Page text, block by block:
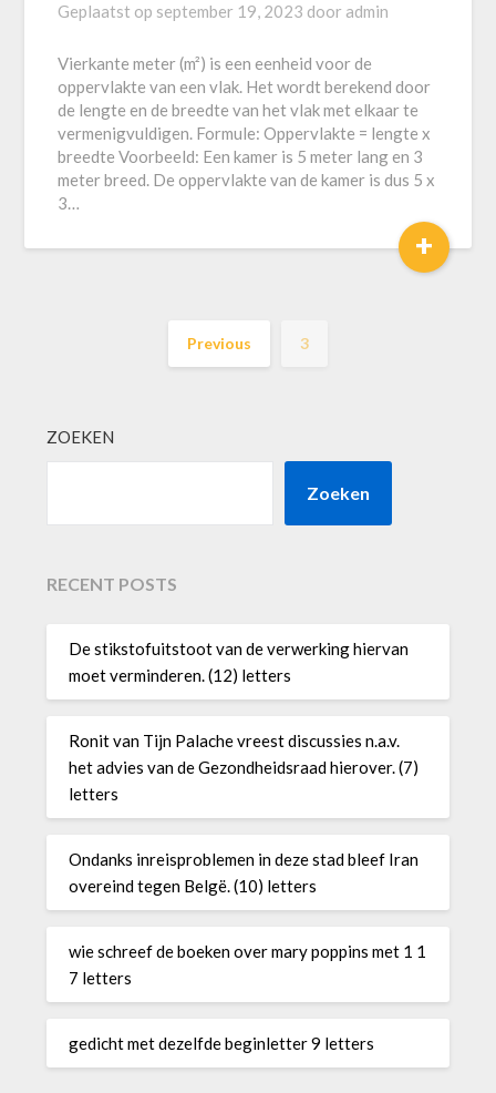
Geplaatst op september 19, 2023 door admin
Vierkante meter (m²) is een eenheid voor de
oppervlakte van een vlak. Het wordt berekend door
de lengte en de breedte van het vlak met elkaar te
vermenigvuldigen. Formule: Oppervlakte = lengte x
breedte Voorbeeld: Een kamer is 5 meter lang en 3
meter breed. De oppervlakte van de kamer is dus 5 x
3…
+
Previous 3
ZOEKEN
Zoeken
RECENT POSTS
De stikstofuitstoot van de verwerking hiervan
moet verminderen. (12) letters
Ronit van Tijn Palache vreest discussies n.a.v.
het advies van de Gezondheidsraad hierover. (7)
letters
Ondanks inreisproblemen in deze stad bleef Iran
overeind tegen Belgë. (10) letters
wie schreef de boeken over mary poppins met 1 1
7 letters
gedicht met dezelfde beginletter 9 letters